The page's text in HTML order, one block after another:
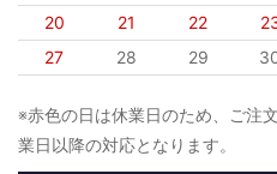
20
21 22
27
28 29
※赤色の日は休業日のため、ご注
業日以降の対応となります。